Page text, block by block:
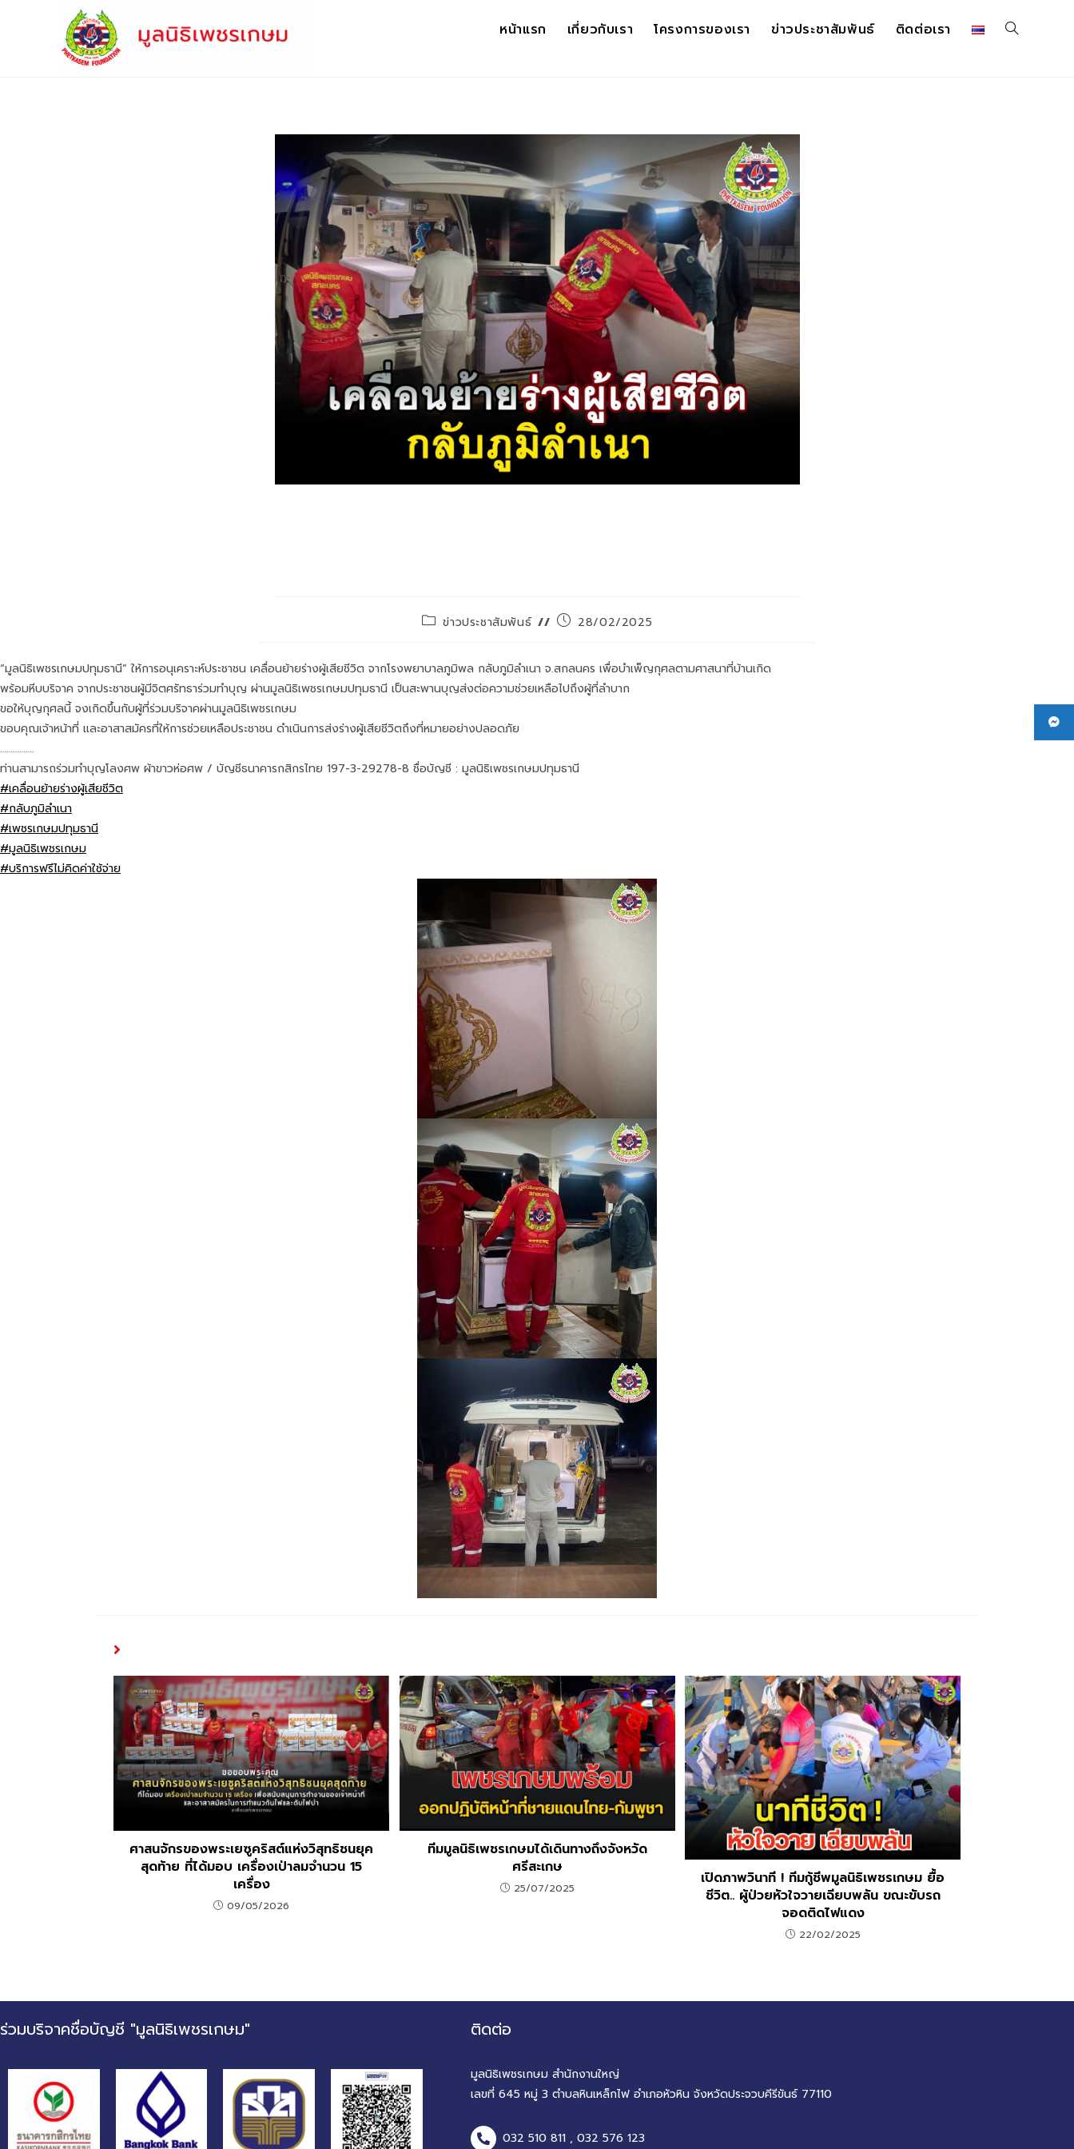
หน้าแรก เกี่ยวกับเรา โครงการของเรา ข่าวประชาสัมพันธ์ ติดต่อเรา
ข่าวประชาสัมพันธ์ 28/02/2025
“มูลนิธิเพชรเกษมปทุมธานี” ให้การอนุเคราะห์ประชาชน เคลื่อนย้ายร่างผู้เสียชีวิต จากโรงพยาบาลภูมิพล กลับภูมิลำเนา จ.สกลนคร เพื่อบำเพ็ญกุศลตามศาสนาที่บ้านเกิด
พร้อมหีบบริจาค จากประชาชนผู้มีจิตศรัทธาร่วมทำบุญ ผ่านมูลนิธิเพชรเกษมปทุมธานี เป็นสะพานบุญส่งต่อความช่วยเหลือไปถึงผู้ที่ลำบาก
ขอให้บุญกุศลนี้ จงเกิดขึ้นกับผู้ที่ร่วมบริจาคผ่านมูลนิธิเพชรเกษม
ขอบคุณเจ้าหน้าที่ และอาสาสมัครที่ให้การช่วยเหลือประชาชน ดำเนินการส่งร่างผู้เสียชีวิตถึงที่หมายอย่างปลอดภัย
…………….
ท่านสามารถร่วมทำบุญโลงศพ ผ้าขาวห่อศพ / บัญชีธนาคารกสิกรไทย 197-3-29278-8 ชื่อบัญชี : มูลนิธิเพชรเกษมปทุมธานี
#เคลื่อนย้ายร่างผู้เสียชีวิต
#กลับภูมิลำเนา
#เพชรเกษมปทุมธานี
#มูลนิธิเพชรเกษม
#บริการฟรีไม่คิดค่าใช้จ่าย
ศาสนจักรของพระเยซูคริสต์แห่งวิสุทธิชนยุค
สุดท้าย ที่ได้มอบ เครื่องเป่าลมจำนวน 15
เครื่อง
09/05/2026
ทีมมูลนิธิเพชรเกษมได้เดินทางถึงจังหวัด
ศรีสะเกษ
25/07/2025
เปิดภาพวินาที ! ทีมกู้ชีพมูลนิธิเพชรเกษม ยื้อ
ชีวิต.. ผู้ป่วยหัวใจวายเฉียบพลัน ขณะขับรถ
จอดติดไฟแดง
22/02/2025
ร่วมบริจาคชื่อบัญชี "มูลนิธิเพชรเกษม" ติดต่อ
มูลนิธิเพชรเกษม สำนักงานใหญ่
เลขที่ 645 หมู่ 3 ตำบลหินเหล็กไฟ อำเภอหัวหิน จังหวัดประจวบคีรีขันธ์ 77110
032 510 811 , 032 576 123